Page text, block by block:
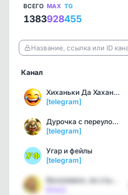
ВСЕГО
1383
MAX
928
TG
455
Название, ссылка или ID
Канал
Хиханьки Да Хаханьки
[telegram]
Дурочка с переулочка 😜 |…
[telegram]
Угар и фейлы
[telegram]